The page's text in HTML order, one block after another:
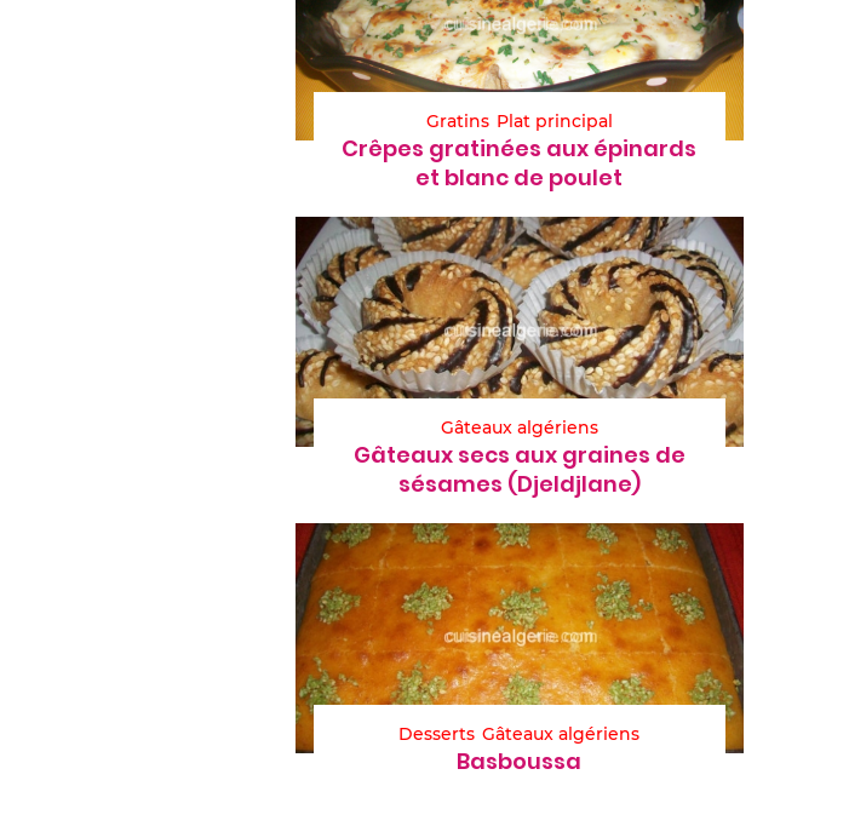
Gratins Plat principal
Crêpes gratinées aux épinards
et blanc de poulet
Gâteaux algériens
Gâteaux secs aux graines de
sésames (Djeldjlane)
Desserts Gâteaux algériens
Basboussa